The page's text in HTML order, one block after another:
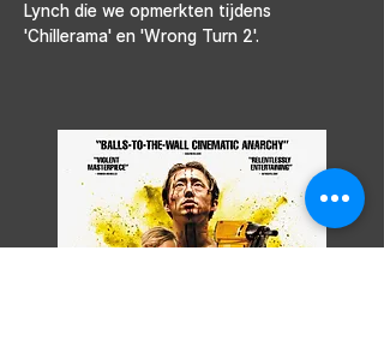
Lynch die we opmerkten tijdens
'Chillerama' en 'Wrong Turn 2'.